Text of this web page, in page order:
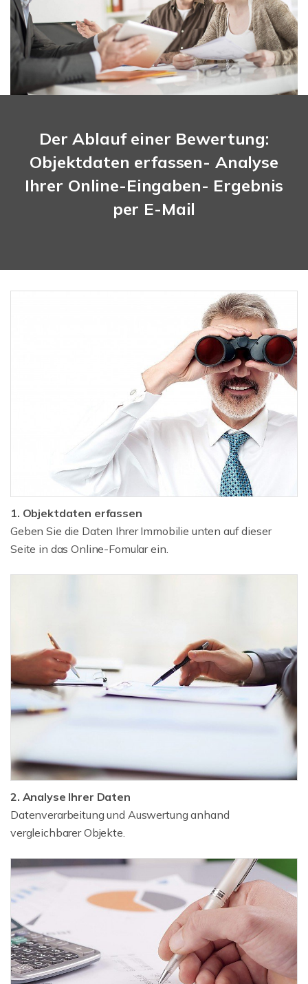
Der Ablauf einer Bewertung:
Objektdaten erfassen- Analyse
Ihrer Online-Eingaben- Ergebnis
per E-Mail
1. Objektdaten erfassen
Geben Sie die Daten Ihrer Immobilie unten auf dieser
Seite in das Online-Fomular ein.
2. Analyse Ihrer Daten
Datenverarbeitung und Auswertung anhand
vergleichbarer Objekte.